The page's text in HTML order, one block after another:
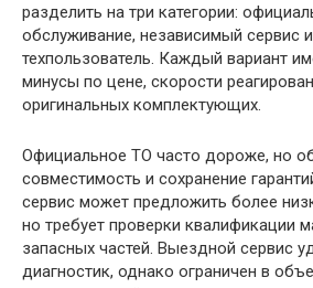
разделить на три категории:
обслуживание, независимый сервис
техпользователь. Каждый вариант
минусы по цене, скорости
оригинальных комплектующих.
Официальное ТО часто дороже, но
совместимость и сохранение
сервис может предложить более
но требует проверки квалификации
запасных частей. Выездной сервис
диагностик, однако ограничен в